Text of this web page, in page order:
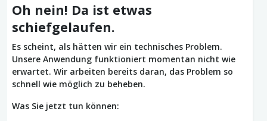
Oh nein! Da ist etwas
schiefgelaufen.
Es scheint, als hätten wir ein technisches Problem.
Unsere Anwendung funktioniert momentan nicht wie
erwartet. Wir arbeiten bereits daran, das Problem so
schnell wie möglich zu beheben.
Was Sie jetzt tun können: